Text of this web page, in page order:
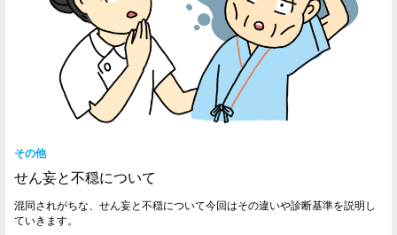
その他
せん妄と不穏について
混同されがちな、せん妄と不穏について今回はその違いや診断基準を説明し
ていきます。